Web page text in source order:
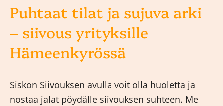
Puhtaat tilat ja sujuva arki
– siivous yrityksille
Hämeenkyrössä
Siskon Siivouksen avulla voit olla huoletta ja
nostaa jalat pöydälle siivouksen suhteen. Me